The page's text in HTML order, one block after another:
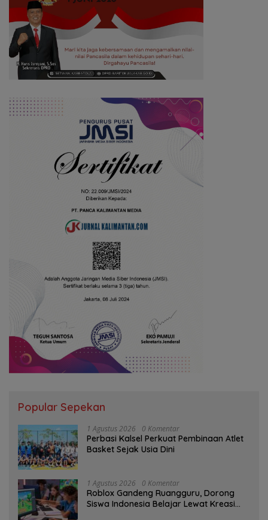
Popular Sepekan
1 Agustus 2026 0 Komentar
Perbasi Kalsel Perkuat Pembinaan Atlet
Basket Sejak Usia Dini
1 Agustus 2026 0 Komentar
Roblox Gandeng Ruangguru, Dorong
Siswa Indonesia Belajar Lewat Kreasi